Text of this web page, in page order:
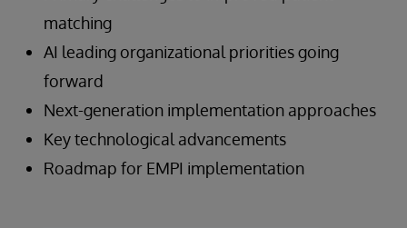
matching
AI leading organizational priorities going
forward
Next-generation implementation approaches
Key technological advancements
Roadmap for EMPI implementation